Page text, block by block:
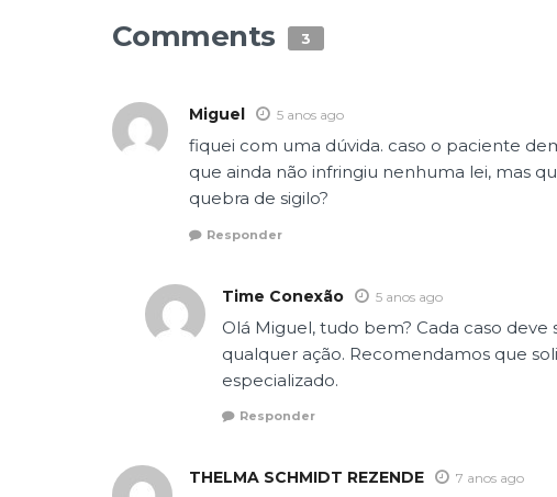
Comments 3
Miguel 5 anos ago
fiquei com uma dúvida. caso o paciente
que ainda não infringiu nenhuma lei, mas
quebra de sigilo?
Responder
Time Conexão 5 anos ago
Olá Miguel, tudo bem? Cada caso
qualquer ação. Recomendamos que
especializado.
Responder
THELMA SCHMIDT REZENDE 7 anos ago